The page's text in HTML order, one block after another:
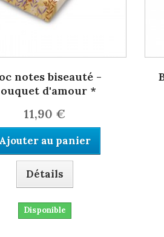
notes biseauté -
d'amour *
11,90 €
au panier
Détails
Disponible